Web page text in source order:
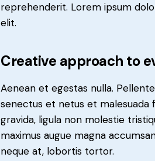
reprehenderit. Lorem ipsum
elit.
Creative approach to
Aenean et egestas nulla.
senectus et netus et malesuada
gravida, ligula non molestie
maximus augue magna
neque at, lobortis tortor.